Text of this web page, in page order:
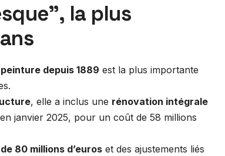
la plus
depuis 1889 est la plus importante
, elle a inclus une rénovation intégrale
janvier 2025, pour un coût de 58 millions
80 millions d’euros et des ajustements liés